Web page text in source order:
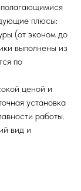
плюсы:
(от эконом до
выполнены из
по
ценой и
установка
работы.
вид и